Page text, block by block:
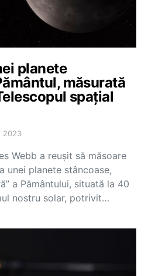
planete
măsurată
spațial
2023
Webb a reuşit să măsoare
unei planete stâncoase,
a Pământului, situată la 40
nostru solar, potrivit…